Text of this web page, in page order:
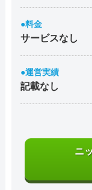
●料金
サービスなし
●運営実績
記載なし
ニ